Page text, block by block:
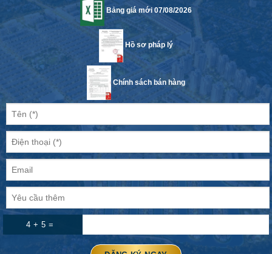
Bảng giá mới 07/08/2026
Hồ sơ pháp lý
Chính sách bán hàng
4 + 5 =